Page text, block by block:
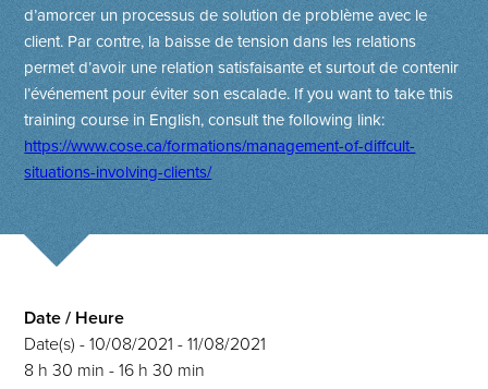
d’amorcer un processus de solution de problème avec le
client. Par contre, la baisse de tension dans les relations
permet d’avoir une relation satisfaisante et surtout de contenir
l’événement pour éviter son escalade. If you want to take this
training course in English, consult the following link:
https://www.cose.ca/formations/management-of-diffcult-
situations-involving-clients/
Date / Heure
Date(s) - 10/08/2021 - 11/08/2021
8 h 30 min - 16 h 30 min